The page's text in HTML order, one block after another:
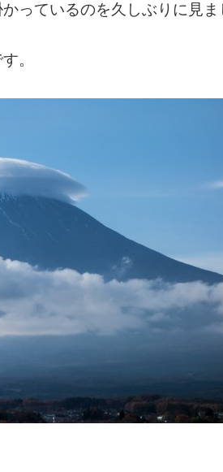
っているのを久しぶりに見ま
。